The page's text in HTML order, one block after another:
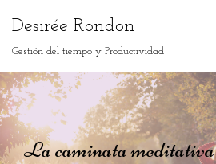
content
Desirée Rondon
Gestión del tiempo y Productividad
La caminata meditativa